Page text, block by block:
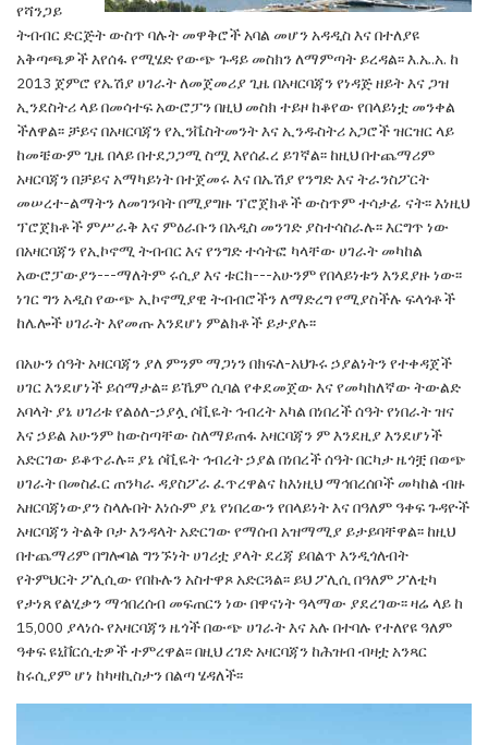
የሻንጋይ
ትብብር ድርጅት ውስጥ ባሉት መዋቅሮች አባል መሆን አዳዲስ እና በተለያዩ
አቅጣጫዎች እየሰፋ የሚሄድ የውጭ ጉዳይ መስክን ለማምጣት ይረዳል፡፡እ.ኤ.አ. ከ
2013 ጀምሮ የኤሽያ ሀገራት ለመጀመሪያጊዜ በአዛርባጃን የነዳጅ ዘይት እና ጋዝ
ኢንደስትሪ ላይበመሳተፍ አውሮፓን በዚህ መስክ ተይዞ ከቆየው የበላይነቷመንቀል
ችለዋል፡፡ ቻይና በአዛርባጃን የኢንቬስትመንትእና ኢንዱስትሪ አጋሮች ዝርዝር ላይ
ከመቼውም ጊዜ በላይበተደጋጋሚ ስሟ እየሰፈረ ይገኛል፡፡ ከዚህ በተጨማሪም
አዛርባጃን በቻይና አማካይነት በተጀመሩ እና በኤሽያ የንግድእና ትራንስፖርት
መሠረተ-ልማትን ለመገንባት በሚያግዙ ፕሮጀክቶች ውስጥም ተሳታፊ ናት፡፡ እነዚህ
ፕሮጀክቶች ምሥራቅ እና ምዕራቡን በአዲስ መንገድ ያስተሳስራሉ፡፡ እርግጥ ነው
በአዛርባጃን የኢኮኖሚ ትብብር እና የንግድተሳትፎ ካላቸው ሀገራት መካከል
አውሮፓውያን---ማለትም ሩሲያ እና ቱርክ---አሁንም የበላይነቱን እንደያዙ ነው፡፡
ነገር ግን አዲስ የውጭ ኢኮኖሚያዊ ትብብሮችን ለማድረግየሚያስችሉ ፍላጎቶች
ከሌሎች ሀገራት እየመጡ እንደሆነ ምልክቶች ይታያሉ፡፡
በአሁን ሰዓት አዛርባጃን ያለ ምንም ማጋነን በክፍለ-አህጉሩ ኃያልነትን የተቀዳጀች
ሀገር እንደሆነች ይሰማታል፡፡ ይኼምሲባል የቀደመጀው እና የመካከለኛው ትውልድ
አባላት ያኔ ሀገሪቱ የልዕለ-ኃያሏ ሶቪዬት ኅብረት አካል በነበረች ሰዓትየነበራት ዝና
እና ኃይል አሁንም ከውስጣቸው ስለማይጠፋ አዛርባጃን ም እንደዚያ እንደሆነች
አድርገው ይቆጥራሉ፡፡ ያኔ ሶቪዬት ኅብረት ኃያል በነበረች ሰዓት በርካታ ዜጎቿ በወጭ
ሀገራት በመስፈር ጠንካራ ዳያስፖራ ፈጥረዋልና ከእነዚህማኅበረሰቦች መካከል ብዙ
አዘርባጃነውያን ስላሉበትእነሱም ያኔ የነበረውን የበላይነት እና በዓለም ዓቀፍ ጉዳዮች
አዛርባጃን ትልቅ ቦታ እንዳላት አድርገው የማሰብ አዝማሚያይታይባቸዋል፡፡ ከዚህ
በተጨማሪም በግሎባል ግንኙነት ሀገሪቷ ያላት ደረጃ ይበልጥ እንዲጎለብት
የትምህርትፖሊሲው የበኩሉን አስተዋጾ አድርጓል፡፡ ይህ ፖሊሲ በዓለምፖለቲካ
የታነጸ የልሂቃን ማኅበረሰብ መፍጠርን ነው በዋናነት ዓላማው ያደረገው፡፡ዛሬ ላይ ከ
15,000 ያላነሱ የአዛርባጃንዜጎች በውጭ ሀገራት እና አሉ በተባሉ የተለየዩ ዓለም
ዓቀፍዩኒቨርሲቲዎች ተምረዋል፡፡ በዚህ ረገድ አዛርባጃን ከሕዝብብዛቷ አንጻር
ከሩሲያም ሆነ ከካዛኪስታን በልጣ ሄዳለች፡፡